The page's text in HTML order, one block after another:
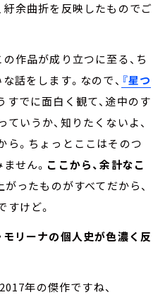
紆余曲折を反映したものでご
作品が成り立つに至る、ち
話をします。なので、 『星つ
すでに面白く観て、途中のす
いうか、知りたくないよ、
ら。ちょっとここはそのつ
せん。 ここから、余計なこ
ったものがすべてだから、
けど。
リーナの個人史が色濃く反
年の傑作ですね、